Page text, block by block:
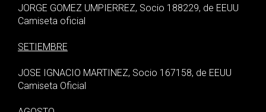
JORGE GOMEZ UMPIERREZ, Socio 188229, de EEUU
Camiseta oficial
SETIEMBRE
JOSE IGNACIO MARTINEZ, Socio 167158, de EEUU
Camiseta Oficial